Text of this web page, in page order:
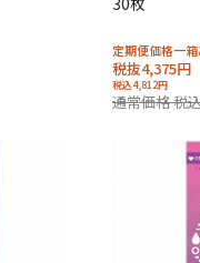
定期便価格一箱
税抜4,375円
税込4,812円
通常価格 税